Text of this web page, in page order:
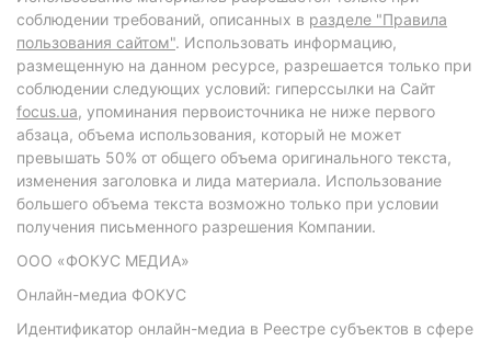
соблюдении требований, описанных в разделе "Правила
пользования сайтом". Использовать информацию,
размещенную на данном ресурсе, разрешается только при
соблюдении следующих условий: гиперссылки на Сайт
focus.ua, упоминания первоисточника не ниже первого
абзаца, объема использования, который не может
превышать 50% от общего объема оригинального текста,
изменения заголовка и лида материала. Использование
большего объема текста возможно только при условии
получения письменного разрешения Компании.
ООО «ФОКУС МЕДИА»
Онлайн-медиа ФОКУС
Идентификатор онлайн-медиа в Реестре субъектов в сфере